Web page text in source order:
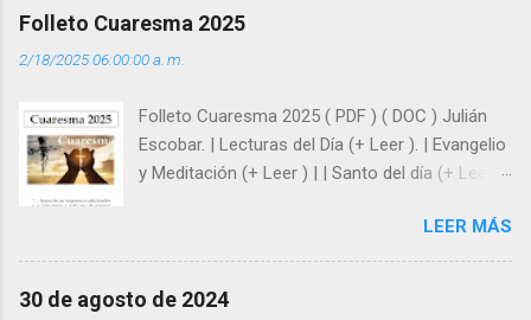
siempre está pendiente de nosotros. Amar es
y protegidos por nosotros. “ Señor, soy un
árbol sin frutos, pero tú me das la savia para
que al menos mis ramas y hojas den sombra
super hombre? - ¿Superas tu fragilidad con la
gracia de Dios? Julián Escobar. | Lecturas del
Día (+ Leer ). | Evangelio y Meditación (+ Leer ) |
Folleto Cuaresma 2025
2/18/2025 06:00:00 a. m.
Folleto Cuaresma 2025 ( PDF ) ( DOC ) Julián
Escobar. | Lecturas del Día (+ Leer ). | Evangelio
y Meditación (+ Leer ) | | Santo del día (+ Leer )
LEER MÁS
30 de agosto de 2024